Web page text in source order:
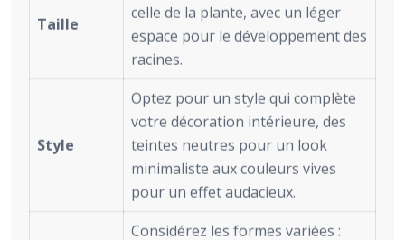
Taille
celle de la plante, avec un léger
espace pour le développement des
racines.
Style
Optez pour un style qui complète
votre décoration intérieure, des
teintes neutres pour un look
minimaliste aux couleurs vives
pour un effet audacieux.
Considérez les formes variées :